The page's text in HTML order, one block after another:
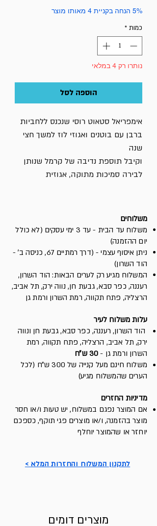
5% הנחה בקניית 4 מאותו מוצר
כמות *
נותרו רק 4 במלאי
הוספה לסל
אימפריאל סטאוט רוסי שנכנס ללחביות
ברבן עם בוטנים ואגוזי לוז למשך חצי
שנה
וקיבל תוספת נדיבה של קרמל שנותן
לבירה סמיכות מתוקה, אגוזית
ABV - 11.8%
בקבוק 330 מ"ל
משלוחים
משלוח עד הבית - עד 3 ימי עסקים (לא כולל
יום ההזמנה)
ניתן איסוף עצמי - (דרך רמתיים 67, כניסה ב׳ -
הוד השרון)
המשלוח מגיע רק לערים הבאות: הוד השרון,
רעננה, כפר סבא, גבעת חן, נווה ירק, תל אביב,
הרצליה, פתח תקווה, רמת השרון ורמת גן
עלות משלוח לעיר
הוד השרון, רעננה, כפר סבא, גבעת חן ונווה
ירק, תל אביב, הרצליה, פתח תקווה, רמת
השרון ורמת גן - 30 ש״ח
משלוח חינם מעל קנייה של 300 ש״ח (לכל
הערים שהמשלוח מגיע)
מדיניות החזרים
אם המוצר נפגם במשלוח, יש טעות ו/או חסר
מוצר בהזמנה, ו/או מוצרים פגי תוקף, כספכם
יוחזר או שהמוצר יוחלף
לתקנון המשלוח והחזרות המלא >
מוצרים דומים